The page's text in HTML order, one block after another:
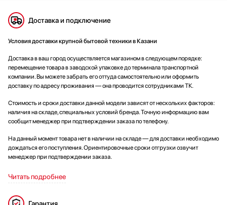
Доставка и подключение
Условия доставки крупной бытовой техники в Казани
Доставка в ваш город осуществляется магазином в следующем порядке:
перемещение товара в заводской упаковке до терминала транспортной
компании. Вы можете забрать его оттуда самостоятельно или оформить
доставку по адресу проживания — она проводится сотрудниками ТК.
Стоимость и сроки доставки данной модели зависят от нескольких факторов:
наличия на складе, специальных условий бренда. Точную информацию вам
сообщит менеджер при подтверждении заказа по телефону.
На данный момент товара нет в наличии на складе — для доставки необходимо
дождаться его поступления. Ориентировочные сроки отгрузки озвучит
менеджер при подтверждении заказа.
Читать подробнее